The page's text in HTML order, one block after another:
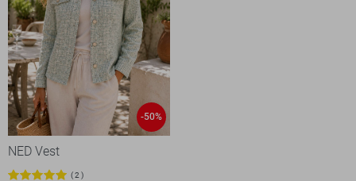
-50%
NED Vest
2